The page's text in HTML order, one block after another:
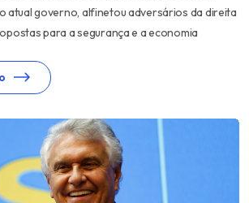
atual governo, alfinetou adversários da direita
para a segurança e a economia